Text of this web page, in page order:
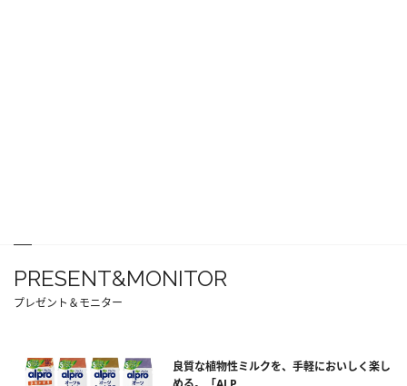
PRESENT&MONITOR
プレゼント＆モニター
良質な植物性ミルクを、手軽においしく楽し